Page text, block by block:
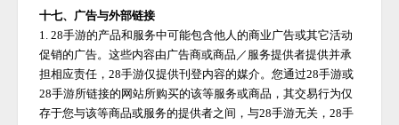
十七、广告与外部链接
1.28手游的产品和服务中可能包含他人的商业广告或其它活动
促销的广告。这些内容由广告商或商品／服务提供者提供并承
担相应责任，28手游仅提供刊登内容的媒介。您通过28手游或
28手游所链接的网站所购买的该等服务或商品，其交易行为仅
存于您与该等商品或服务的提供者之间，与28手游无关，28手